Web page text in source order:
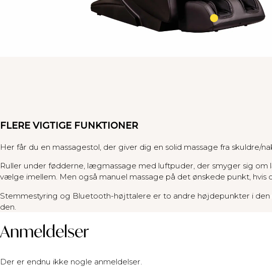
FLERE VIGTIGE FUNKTIONER
Her får du en massagestol, der giver dig en solid massage fra skuldre/
Ruller under fødderne, lægmassage med luftpuder, der smyger sig
vælge imellem. Men også manuel massage på det ønskede punkt, hvis
Stemmestyring og Bluetooth-højttalere er to andre højdepunkter i
den.
Anmeldelser
Der er endnu ikke nogle anmeldelser.